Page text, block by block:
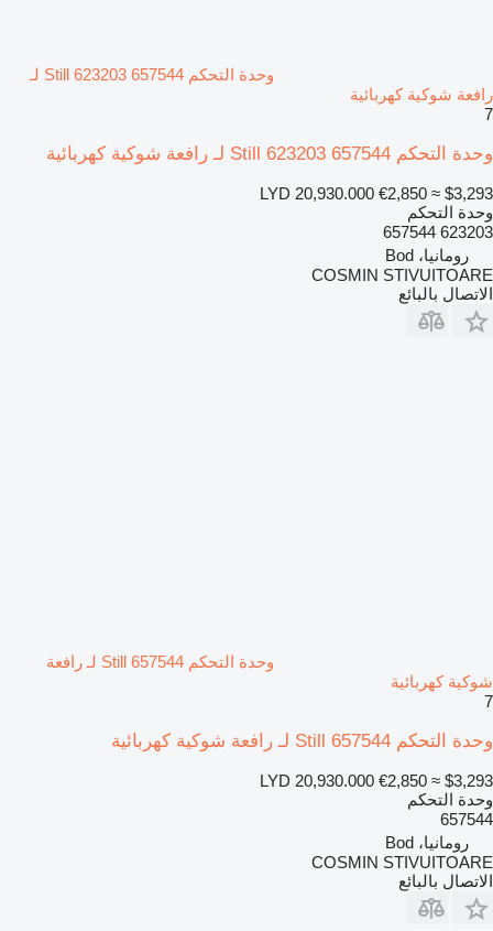
وحدة التحكم Still 623203 657544 لـ
رافعة شوكية كهربائية
7
وحدة التحكم Still 623203 657544 لـ رافعة شوكية كهربائية
LYD 20,930.000 €2,850 ≈ $3,293
وحدة التحكم
623203 657544
رومانيا، Bod
COSMIN STIVUITOARE
الاتصال بالبائع
وحدة التحكم Still 657544 لـ رافعة
شوكية كهربائية
7
وحدة التحكم Still 657544 لـ رافعة شوكية كهربائية
LYD 20,930.000 €2,850 ≈ $3,293
وحدة التحكم
657544
رومانيا، Bod
COSMIN STIVUITOARE
الاتصال بالبائع